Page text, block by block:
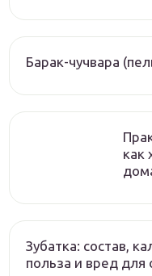
Барак-чучвара
как
Зубатка: состав,
польза и вред для